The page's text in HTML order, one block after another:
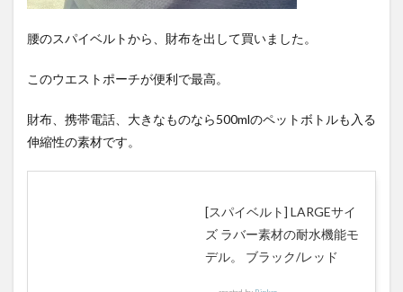
腰のスパイベルトから、財布を出して買いました。
このウエストポーチが便利で最高。
財布、携帯電話、大きなものなら500mlのペットボトルも入る
伸縮性の素材です。
[スパイベルト] LARGEサイ
ズ ラバー素材の耐水機能モ
デル。 ブラック/レッド